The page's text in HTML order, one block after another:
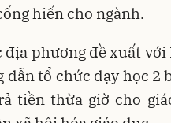
hiến cho ngành.
địa phương đề xuất
dẫn tổ chức dạy học 2
tiền thừa giờ cho